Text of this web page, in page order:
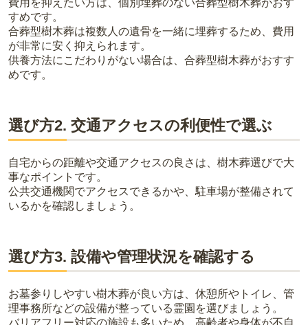
費用を抑えたい方は、個別埋葬のない合葬型樹木葬がおす
すめです。
合葬型樹木葬は複数人の遺骨を一緒に埋葬するため、費用
が非常に安く抑えられます。
供養方法にこだわりがない場合は、合葬型樹木葬がおすす
めです。
選び方2. 交通アクセスの利便性で選ぶ
自宅からの距離や交通アクセスの良さは、樹木葬選びで大
事なポイントです。
公共交通機関でアクセスできるかや、駐車場が整備されて
いるかを確認しましょう。
選び方3. 設備や管理状況を確認する
お墓参りしやすい樹木葬が良い方は、休憩所やトイレ、管
理事務所などの設備が整っている霊園を選びましょう。
バリアフリー対応の施設も多いため、高齢者や身体が不自